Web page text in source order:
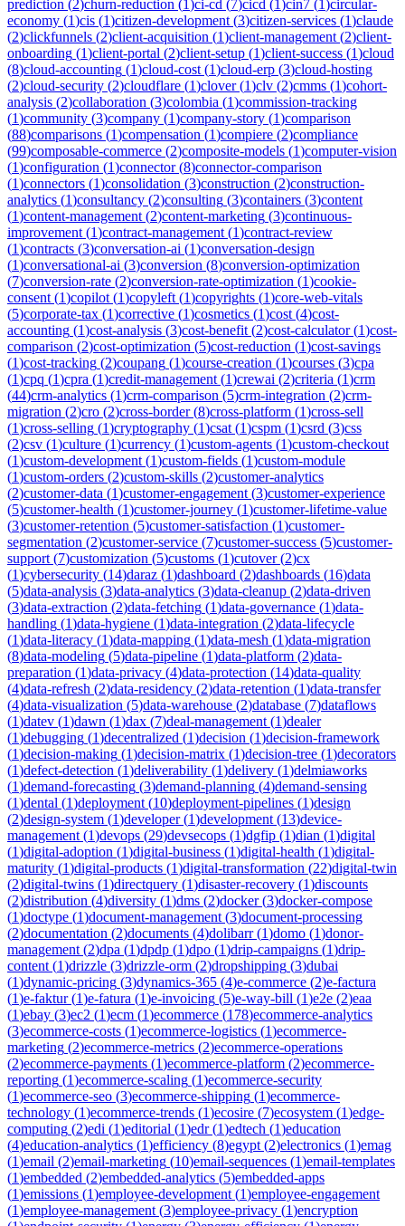
prediction (2)churn-reduction (1)ci-cd (7)cicd (1)cin7 (1)circular-
economy (1)cis (1)citizen-development (3)citizen-services (1)claude
(2)clickfunnels (2)client-acquisition (1)client-management (2)client-
onboarding (1)client-portal (2)client-setup (1)client-success (1)cloud
(8)cloud-accounting (1)cloud-cost (1)cloud-erp (3)cloud-hosting
(2)cloud-security (2)cloudflare (1)clover(1)clv (2)cmms (1)cohort-
analysis (2)collaboration (3)colombia (1)commission-tracking
(1)community (3)company (1)company-story (1)comparison
(88)comparisons (1)compensation (1)compiere (2)compliance
(99)composable-commerce (2)composite-models (1)computer-vision
(1)configuration (1)connector(8)connector-comparison
(1)connectors (1)consolidation (3)construction (2)construction-
analytics (1)consultancy (2)consulting (3)containers (3)content
(1)content-management (2)content-marketing (3)continuous-
improvement (1)contract-management (1)contract-review
(1)contracts (3)conversation-ai (1)conversation-design
(1)conversational-ai (3)conversion (8)conversion-optimization
(7)conversion-rate (2)conversion-rate-optimization (1)cookie-
consent (1)copilot (1)copyleft (1)copyrights (1)core-web-vitals
(5)corporate-tax (1)corrective (1)cosmetics (1)cost (4)cost-
accounting (1)cost-analysis (3)cost-benefit (2)cost-calculator(1)cost-
comparison (2)cost-optimization (5)cost-reduction (1)cost-savings
(1)cost-tracking (2)coupang (1)course-creation (1)courses (3)cpa
(1)cpq (1)cpra (1)credit-management (1)crewai (2)criteria (1)crm
(44)crm-analytics (1)crm-comparison (5)crm-integration (2)crm-
migration (2)cro (2)cross-border(8)cross-platform (1)cross-sell
(1)cross-selling (1)cryptography (1)csat (1)cspm (1)csrd (3)css
(2)csv (1)culture (1)currency (1)custom-agents (1)custom-checkout
(1)custom-development (1)custom-fields (1)custom-module
(1)custom-orders (2)custom-skills (2)customer-analytics
(2)customer-data (1)customer-engagement (3)customer-experience
(5)customer-health (1)customer-journey (1)customer-lifetime-value
(3)customer-retention (5)customer-satisfaction (1)customer-
segmentation (2)customer-service (7)customer-success (5)customer-
support (7)customization (5)customs (1)cutover(2)cx
(1)cybersecurity (14)daraz (1)dashboard (2)dashboards (16)data
(5)data-analysis (3)data-analytics (3)data-cleanup (2)data-driven
(3)data-extraction (2)data-fetching (1)data-governance (1)data-
handling (1)data-hygiene (1)data-integration (2)data-lifecycle
(1)data-literacy (1)data-mapping (1)data-mesh (1)data-migration
(8)data-modeling (5)data-pipeline (1)data-platform (2)data-
preparation (1)data-privacy (4)data-protection (14)data-quality
(4)data-refresh (2)data-residency (2)data-retention (1)data-transfer
(4)data-visualization (5)data-warehouse (2)database (7)dataflows
(1)datev (1)dawn (1)dax (7)deal-management (1)dealer
(1)debugging (1)decentralized (1)decision (1)decision-framework
(1)decision-making (1)decision-matrix (1)decision-tree (1)decorators
(1)defect-detection (1)deliverability (1)delivery (1)delmiaworks
(1)demand-forecasting (3)demand-planning (4)demand-sensing
(1)dental (1)deployment (10)deployment-pipelines (1)design
(2)design-system (1)developer(1)development (13)device-
management (1)devops (29)devsecops (1)dgfip (1)dian (1)digital
(1)digital-adoption (1)digital-business (1)digital-health (1)digital-
maturity (1)digital-products (1)digital-transformation (22)digital-twin
(2)digital-twins (1)directquery (1)disaster-recovery (1)discounts
(2)distribution (4)diversity (1)dms (2)docker(3)docker-compose
(1)doctype (1)document-management (3)document-processing
(2)documentation (2)documents (4)dolibarr(1)domo (1)donor-
management (2)dpa (1)dpdp (1)dpo (1)drip-campaigns (1)drip-
content (1)drizzle (3)drizzle-orm (2)dropshipping (3)dubai
(1)dynamic-pricing (3)dynamics-365 (4)e-commerce (2)e-factura
(1)e-faktur(1)e-fatura (1)e-invoicing (5)e-way-bill (1)e2e (2)eaa
(1)ebay (3)ec2 (1)ecm (1)ecommerce (178)ecommerce-analytics
(3)ecommerce-costs (1)ecommerce-logistics (1)ecommerce-
marketing (2)ecommerce-metrics (2)ecommerce-operations
(2)ecommerce-payments (1)ecommerce-platform (2)ecommerce-
reporting (1)ecommerce-scaling (1)ecommerce-security
(1)ecommerce-seo (3)ecommerce-shipping (1)ecommerce-
technology (1)ecommerce-trends (1)ecosire (7)ecosystem (1)edge-
computing (2)edi (1)editorial (1)edr(1)edtech (1)education
(4)education-analytics (1)efficiency (8)egypt (2)electronics (1)emag
(1)email (2)email-marketing (10)email-sequences (1)email-templates
(1)embedded (2)embedded-analytics (5)embedded-apps
(1)emissions (1)employee-development (1)employee-engagement
(1)employee-management (3)employee-privacy (1)encryption